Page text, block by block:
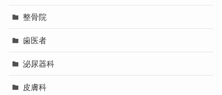
整骨院
歯医者
泌尿器科
皮膚科